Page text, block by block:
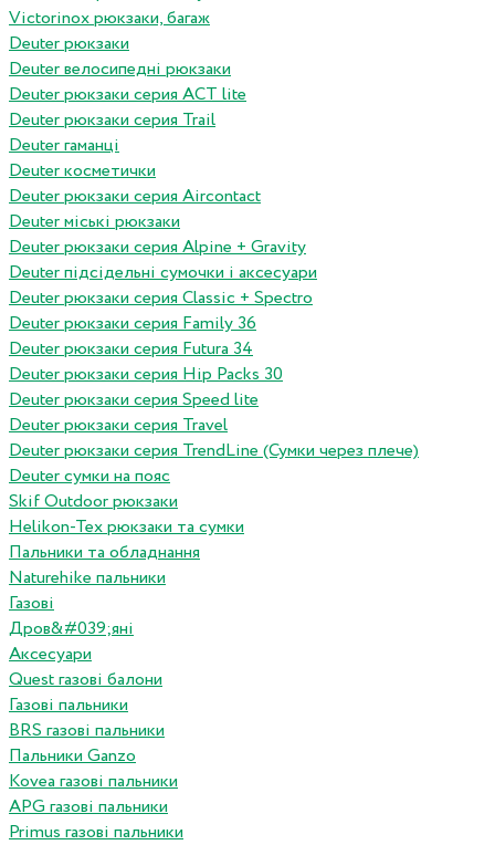
Victorinox рюкзаки, багаж
Deuter рюкзаки
Deuter велосипедні рюкзаки
Deuter рюкзаки серия ACT lite
Deuter рюкзаки серия Trail
Deuter гаманці
Deuter косметички
Deuter рюкзаки серия Aircontact
Deuter міські рюкзаки
Deuter рюкзаки серия Alpine + Gravity
Deuter підсідельні сумочки і аксесуари
Deuter рюкзаки серия Classic + Spectro
Deuter рюкзаки серия Family 36
Deuter рюкзаки серия Futura 34
Deuter рюкзаки серия Hip Packs 30
Deuter рюкзаки серия Speed lite
Deuter рюкзаки серия Travel
Deuter рюкзаки серия TrendLine (Сумки через плече)
Deuter сумки на пояс
Skif Outdoor рюкзаки
Helikon-Tex рюкзаки та сумки
Пальники та обладнання
Naturehike пальники
Газові
Дров&#039;яні
Аксесуари
Quest газові балони
Газові пальники
BRS газові пальники
Пальники Ganzo
Kovea газові пальники
APG газові пальники
Primus газові пальники